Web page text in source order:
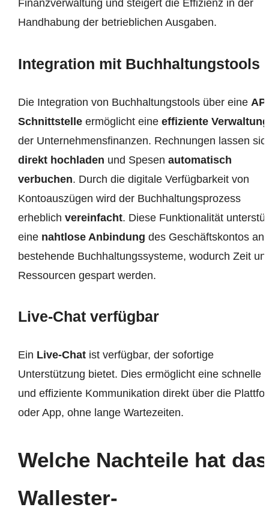
Finanzverwaltung und steigert die Effizienz in der
Handhabung der betrieblichen Ausgaben.
Integration mit Buchhaltungstools
Die Integration von Buchhaltungstools über eine
Schnittstelleermöglicht eine effiziente Verwaltung
der Unternehmensfinanzen. Rechnungen lassen
direkt hochladen und Spesen automatisch
verbuchen. Durch die digitale Verfügbarkeit von
Kontoauszügen wird der Buchhaltungsprozess
erheblich vereinfacht. Diese Funktionalität
eine nahtlose Anbindung des Geschäftskontos an
bestehende Buchhaltungssysteme, wodurch Zeit
Ressourcen gespart werden.
Live-Chat verfügbar
Ein Live-Chatist verfügbar, der sofortige
Unterstützung bietet. Dies ermöglicht eine schnelle
und effiziente Kommunikation direkt über die
oder App, ohne lange Wartezeiten.
Welche Nachteile hat das
Wallester-